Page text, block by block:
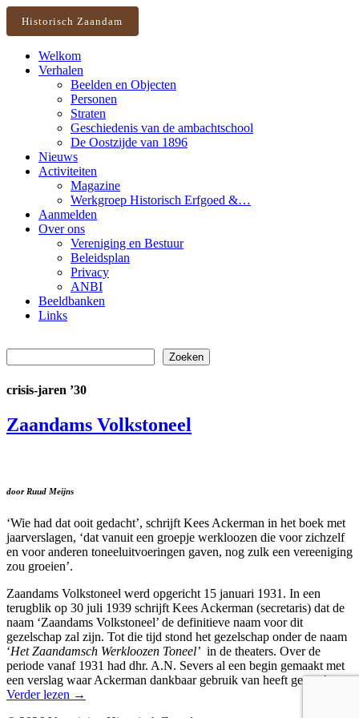
Historisch Zaandam
Welkom
Verhalen
Beelden en Objecten
Personen
Straten
Geschiedenis van de ambachtschool
De Oostzijde van 1896
Nieuws
Activiteiten
Magazine
Werkgroep Historisch Erfgoed &…
Aanmelden
Over ons
Vereniging en Bestuur
Beleidsplan
Privacy
ANBI
Beeldbanken
Links
Zoeken
crisis-jaren ’30
Zaandams Volkstoneel
door Ruud Meijns
‘Wie had dat ooit gedacht’, schrijft Kees Ackerman in het boek met
jaarverslagen, ‘dat vanuit een groepje werkloozen die voor zichzelf
en voor anderen toneeluitvoeringen gaven, nog zulk een vereeniging
zou groeien’.
Zaandams Volkstoneel werd opgericht 15 januari 1931. In een
terugblik op 30 juli 1939 schrijft Kees Ackerman (secretaris) dat de
naam ‘Zaandams Volkstoneel’ de definitieve naam voor dit
gezelschap zal zijn. Tot die tijd stond het gezelschap onder de naam
‘Het Zaandamsch Werkloozen Toneel’ in de theaters. Over de
periode vanaf 1931 had dhr. A.N. Severs al een begin gemaakt met
een verslag waar Ackerman dankbaar gebruik van heeft gemaakt.
Verder lezen →